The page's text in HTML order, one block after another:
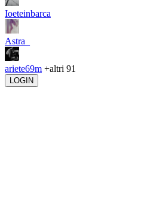
Ioeteinbarca
Astra_
ariete69m +altri 91
LOGIN